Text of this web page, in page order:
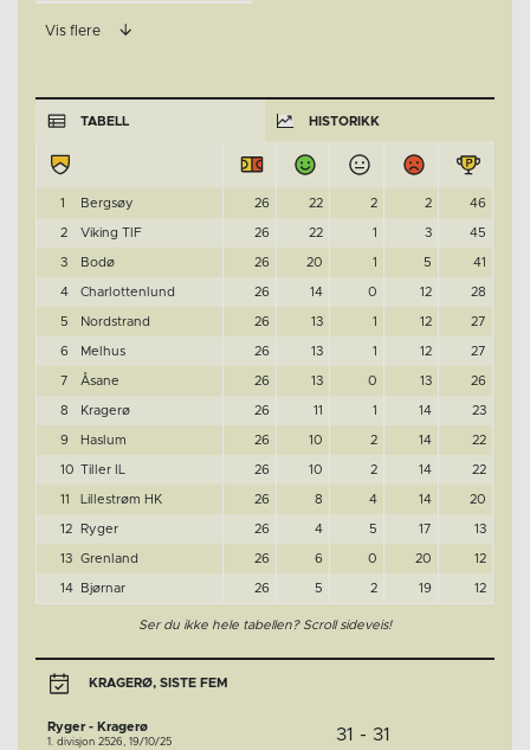
Vis flere
TABELL HISTORIKK
1 Bergsøy 26 22 2 2 46
2 Viking TIF 26 22 1 3 45
3 Bodø 26 20 1 5 41
4 Charlottenlund 26 14 0 12 28
5 Nordstrand 26 13 1 12 27
6 Melhus 26 13 1 12 27
7 Åsane 26 13 0 13 26
8 Kragerø 26 11 1 14 23
9 Haslum 26 10 2 14 22
10 Tiller IL 26 10 2 14 22
11 Lillestrøm HK 26 8 4 14 20
12 Ryger 26 4 5 17 13
13 Grenland 26 6 0 20 12
14 Bjørnar 26 5 2 19 12
Ser du ikke hele tabellen? Scroll sideveis!
KRAGERØ, SISTE FEM
Ryger - Kragerø
1. divisjon 2526, 19/10/25 31 - 31